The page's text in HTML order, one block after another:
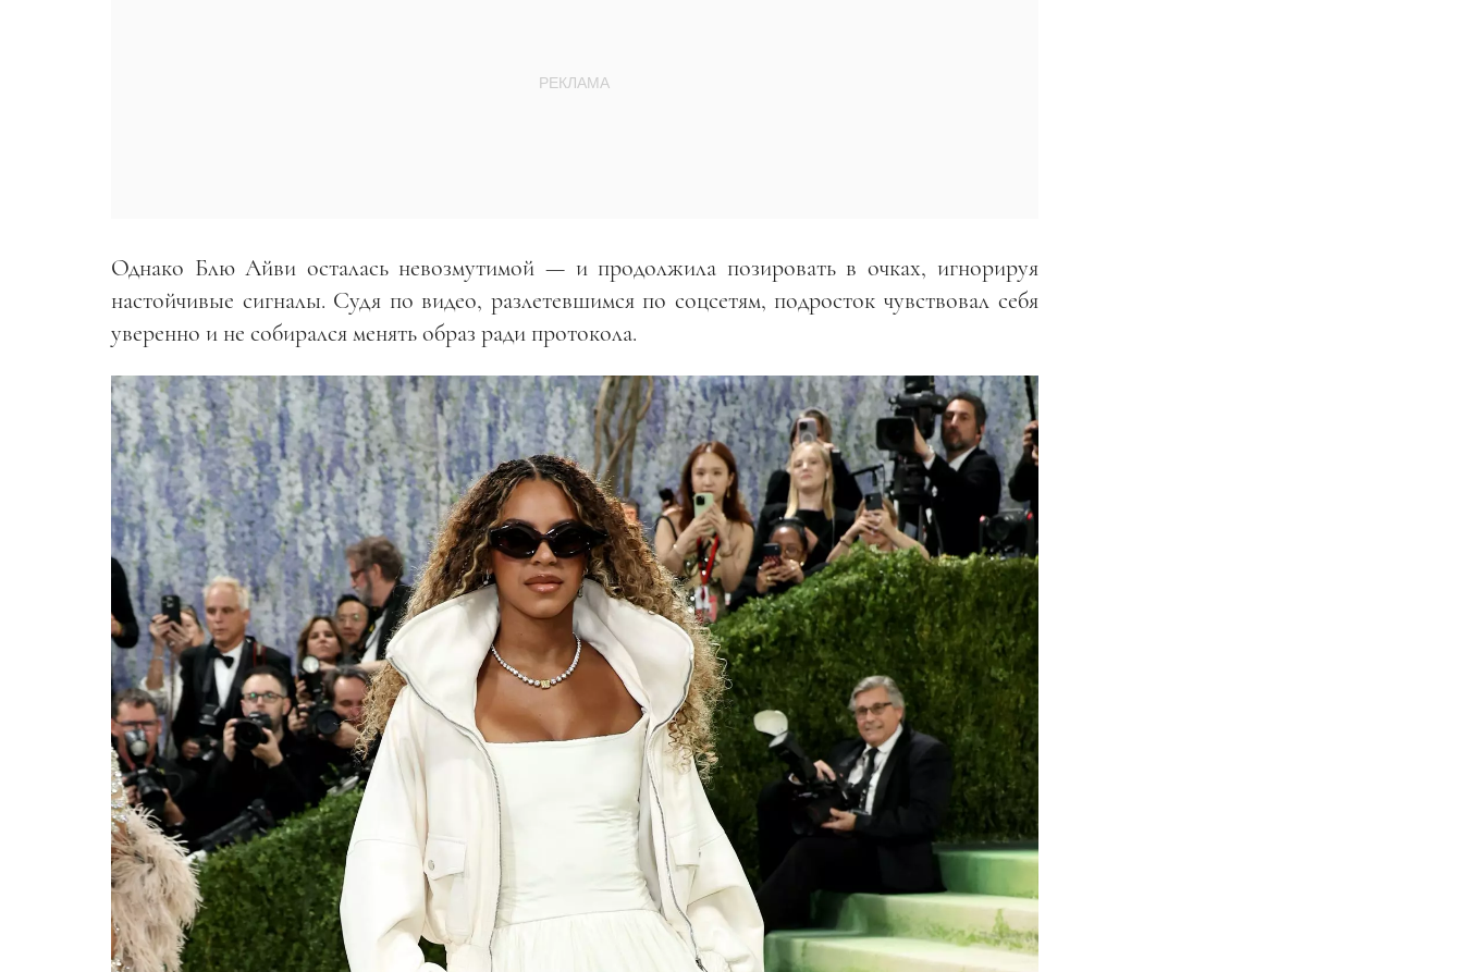
Однако Блю Айви осталась невозмутимой — и продолжила позировать в очках, игнорируя
настойчивые сигналы. Судя по видео, разлетевшимся по соцсетям, подросток чувствовал себя
уверенно и не собирался менять образ ради протокола.